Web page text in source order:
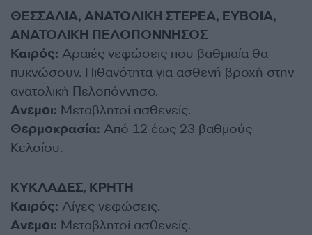
ΘΕΣΣΑΛΙΑ, ΑΝΑΤΟΛΙΚΗ ΣΤΕΡΕΑ, ΕΥΒΟΙΑ,
ΑΝΑΤΟΛΙΚΗ ΠΕΛΟΠΟΝΝΗΣΟΣ
Καιρός: Aραιές νεφώσεις που βαθμιαία θα
πυκνώσουν. Πιθανότητα για ασθενή βροχή στην
ανατολική Πελοπόννησο.
Ανεμοι: Μεταβλητοί ασθενείς.
Θερμοκρασία: Από 12 έως 23 βαθμούς
Κελσίου.
ΚΥΚΛΑΔΕΣ, ΚΡΗΤΗ
Καιρός: Λίγες νεφώσεις.
Ανεμοι: Μεταβλητοί ασθενείς.